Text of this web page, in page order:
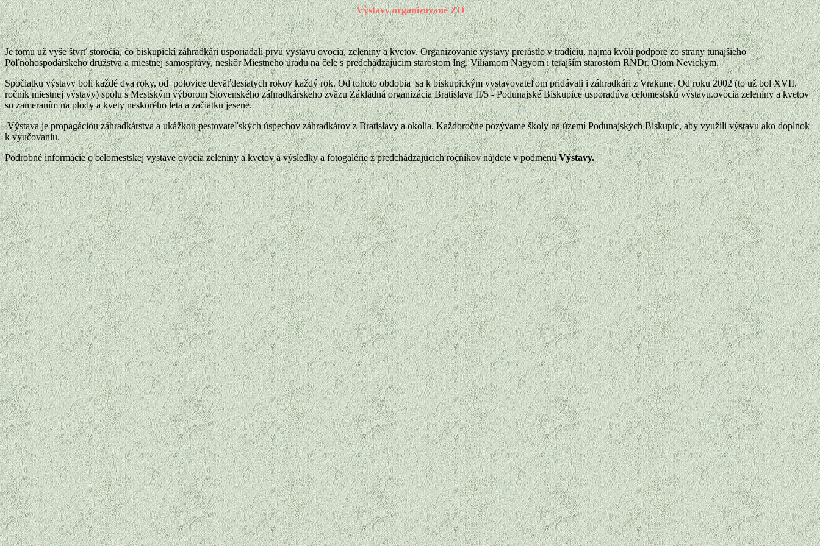
Výstavy organizované ZO
Je tomu už vyše štvrť storočia, čo biskupickí záhradkári usporiadali prvú výstavu ovocia, zeleniny a kvetov. Organizovanie výstavy prerástlo v tradíciu, najmä kvôli podpore zo strany tunajšieho
Poľnohospodárskeho družstva a miestnej samosprávy, neskôr Miestneho úradu na čele s predchádzajúcim starostom Ing. Viliamom Nagyom i terajším starostom RNDr. Otom Nevickým.
Spočiatku výstavy boli každé dva roky, od polovice deväťdesiatych rokov každý rok. Od tohoto obdobia sa k biskupickým vystavovateľom pridávali i záhradkári z Vrakune. Od roku 2002 (to už bol XVII.
ročník miestnej výstavy) spolu s Mestským výborom Slovenského záhradkárskeho zväzu Základná organizácia Bratislava II/5 - Podunajské Biskupice usporadúva celomestskú výstavu.ovocia zeleniny a kvetov
so zameraním na plody a kvety neskorého leta a začiatku jesene.
Výstava je propagáciou záhradkárstva a ukážkou pestovateľských úspechov záhradkárov z Bratislavy a okolia. Každoročne pozývame školy na území Podunajských Biskupíc, aby využili výstavu ako doplnok
k vyučovaniu.
Podrobné informácie o celomestskej výstave ovocia zeleniny a kvetov a výsledky a fotogalérie z predchádzajúcich ročníkov nájdete v podmenuVýstavy.